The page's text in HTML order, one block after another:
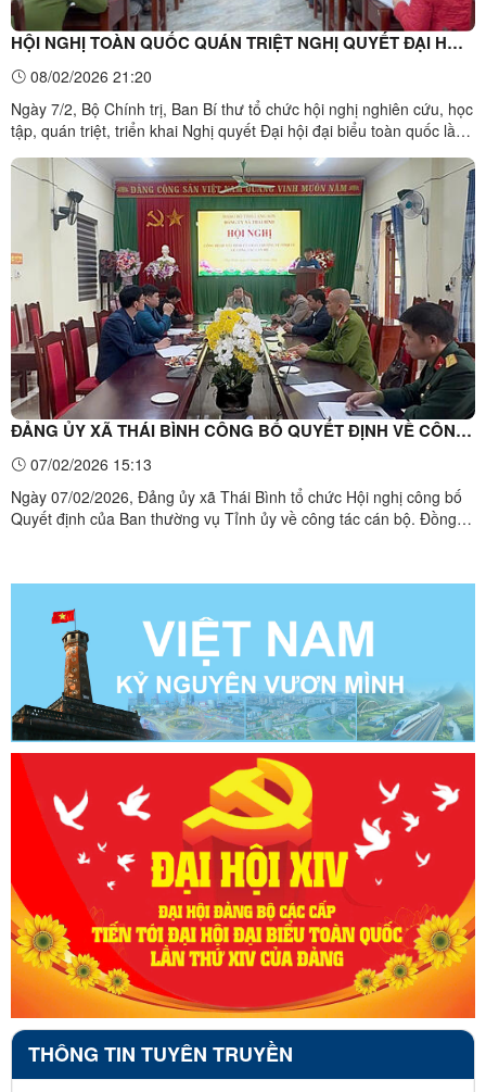
HỘI NGHỊ TOÀN QUỐC QUÁN TRIỆT NGHỊ QUYẾT ĐẠI HỘI
XIV CỦA ĐẢNG
08/02/2026 21:20
Ngày 7/2, Bộ Chính trị, Ban Bí thư tổ chức hội nghị nghiên cứu, học
tập, quán triệt, triển khai Nghị quyết Đại hội đại biểu toàn quốc lần
trực tuyến và được tường thuật trực tiếp trên các kênh, sóng của
Đài Truyền hình Việt Nam ...
ĐẢNG ỦY XÃ THÁI BÌNH CÔNG BỐ QUYẾT ĐỊNH VỀ CÔNG
TÁC CÁN BỘ
07/02/2026 15:13
Ngày 07/02/2026, Đảng ủy xã Thái Bình tổ chức Hội nghị công bố
Quyết định của Ban thường vụ Tỉnh ủy về công tác cán bộ. Đồng
được nghe Lãnh đạo Ban xây dựng đảng xã ...
THÔNG TIN TUYÊN TRUYỀN